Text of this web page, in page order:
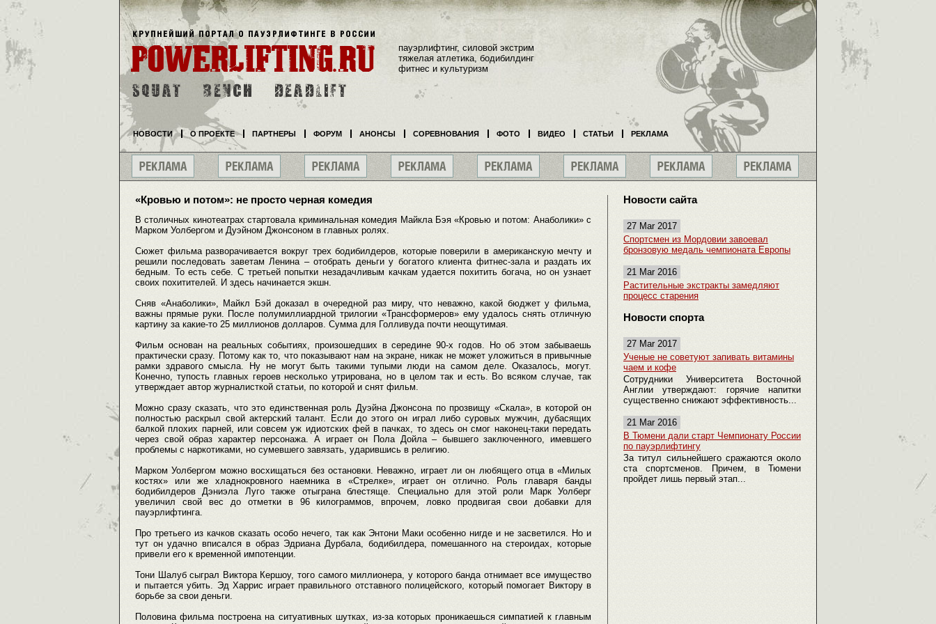
«Кровью и потом»: не просто черная комедия
В столичных кинотеатрах стартовала криминальная комедия Майкла Бэя «Кровью и потом: Анаболики» с
Марком Уолбергом и Дуэйном Джонсоном в главных ролях.
Сюжет фильма разворачивается вокруг трех бодибилдеров, которые поверили в американскую мечту и
решили последовать заветам Ленина – отобрать деньги у богатого клиента фитнес-зала и раздать их
бедным. То есть себе. С третьей попытки незадачливым качкам удается похитить богача, но он узнает
своих похитителей. И здесь начинается экшн.
Сняв «Анаболики», Майкл Бэй доказал в очередной раз миру, что неважно, какой бюджет у фильма,
важны прямые руки. После полумиллиардной трилогии «Трансформеров» ему удалось снять отличную
картину за какие-то 25 миллионов долларов. Сумма для Голливуда почти неощутимая.
Фильм основан на реальных событиях, произошедших в середине 90-х годов. Но об этом забываешь
практически сразу. Потому как то, что показывают нам на экране, никак не может уложиться в привычные
рамки здравого смысла. Ну не могут быть такими тупыми люди на самом деле. Оказалось, могут.
Конечно, тупость главных героев несколько утрирована, но в целом так и есть. Во всяком случае, так
утверждает автор журналисткой статьи, по которой и снят фильм.
Можно сразу сказать, что это единственная роль Дуэйна Джонсона по прозвищу «Скала», в которой он
полностью раскрыл свой актерский талант. Если до этого он играл либо суровых мужчин, дубасящих
балкой плохих парней, или совсем уж идиотских фей в пачках, то здесь он смог наконец-таки передать
через свой образ характер персонажа. А играет он Пола Дойла – бывшего заключенного, имевшего
проблемы с наркотиками, но сумевшего завязать, ударившись в религию.
Марком Уолбергом можно восхищаться без остановки. Неважно, играет ли он любящего отца в «Милых
костях» или же хладнокровного наемника в «Стрелке», играет он отлично. Роль главаря банды
бодибилдеров Дэниэла Луго также отыграна блестяще. Специально для этой роли Марк Уолберг
увеличил свой вес до отметки в 96 килограммов, впрочем, ловко продвигая свои добавки для
пауэрлифтинга.
Про третьего из качков сказать особо нечего, так как Энтони Маки особенно нигде и не засветился. Но и
тут он удачно вписался в образ Эдриана Дурбала, бодибилдера, помешанного на стероидах, которые
привели его к временной импотенции.
Тони Шалуб сыграл Виктора Кершоу, того самого миллионера, у которого банда отнимает все имущество
и пытается убить. Эд Харрис играет правильного отставного полицейского, который помогает Виктору в
борьбе за свои деньги.
Половина фильма построена на ситуативных шутках, из-за которых проникаешься симпатией к главным
Новости сайта
27 Mar 2017
Спортсмен из Мордовии завоевал
бронзовую медаль чемпионата Европы
21 Mar 2016
Растительные экстракты замедляют
процесс старения
Новости спорта
27 Mar 2017
Ученые не советуют запивать витамины
чаем и кофе
Сотрудники Университета Восточной
Англии утверждают: горячие напитки
существенно снижают эффективность...
21 Mar 2016
В Тюмени дали старт Чемпионату России
по пауэрлифтингу
За титул сильнейшего сражаются около
ста спортсменов. Причем, в Тюмени
пройдет лишь первый этап...
пауэрлифтинг, силовой экстрим
тяжелая атлетика, бодибилдинг
фитнес и культуризм
НОВОСТИ О ПРОЕКТЕ ПАРТНЕРЫ ФОРУМ АНОНСЫ СОРЕВНОВАНИЯ ФОТО ВИДЕО СТАТЬИ РЕКЛАМА